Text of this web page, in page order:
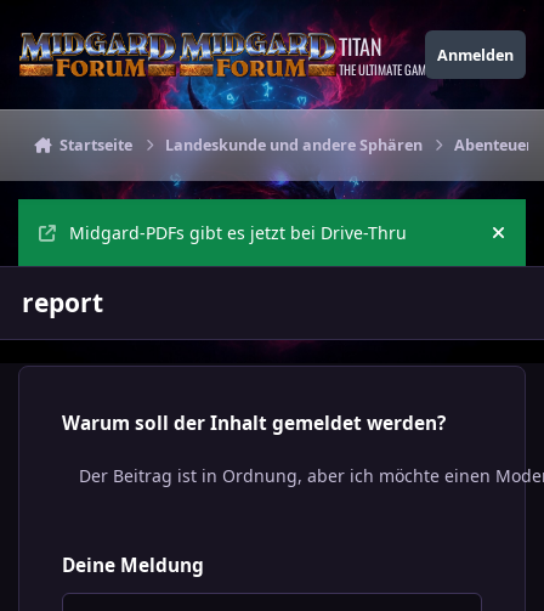
TITAN
THE ULTIMATE GAMING THEME
Anmelden
Startseite Landeskunde und andere Sphären Abenteuer
Midgard-PDFs gibt es jetzt bei Drive-Thru
report
Warum soll der Inhalt gemeldet werden?
Deine Meldung